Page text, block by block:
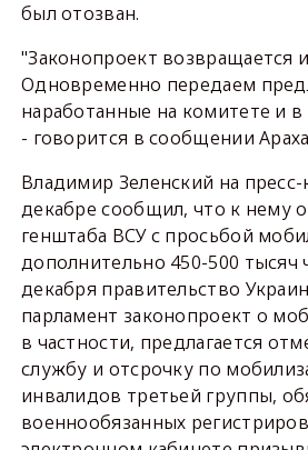
был отозван.
"Законопроект возвращается
Одновременно передаем
наработанные на комитете и в
- говорится в сообщении
Владимир Зеленский на
декабре сообщил, что к нему
генштаба ВСУ с просьбой
дополнительно 450-500 тысяч
декабря правительство
парламент законопроект о
в частности, предлагается
службу и отсрочку по
инвалидов третьей группы,
военнообязанных